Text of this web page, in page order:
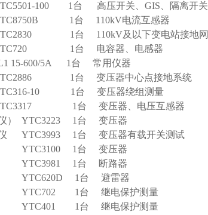
100 1台 高压开关、GIS、隔离开关
1台 110kV电流互感器
1台 110kV及以下变电站接地网
1台 电容器、电感器
600/5A 1台 常用仪器
1台 变压器中心点接地系统
10 1台 变压器绕组测量
1台 变压器、电压互感器
仪） YTC3223 1台 变压器
仪 YTC3993 1台 变压器有载开关测试
YTC3100 1台 变压器
1台 断路器
仪 YTC620D 1台 避雷器
YTC702 1台 继电保护测量
1台 继电保护测量